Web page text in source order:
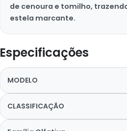
de cenoura e tomilho,
estela marcante.
Especificações
MODELO
CLASSIFICAÇÃO